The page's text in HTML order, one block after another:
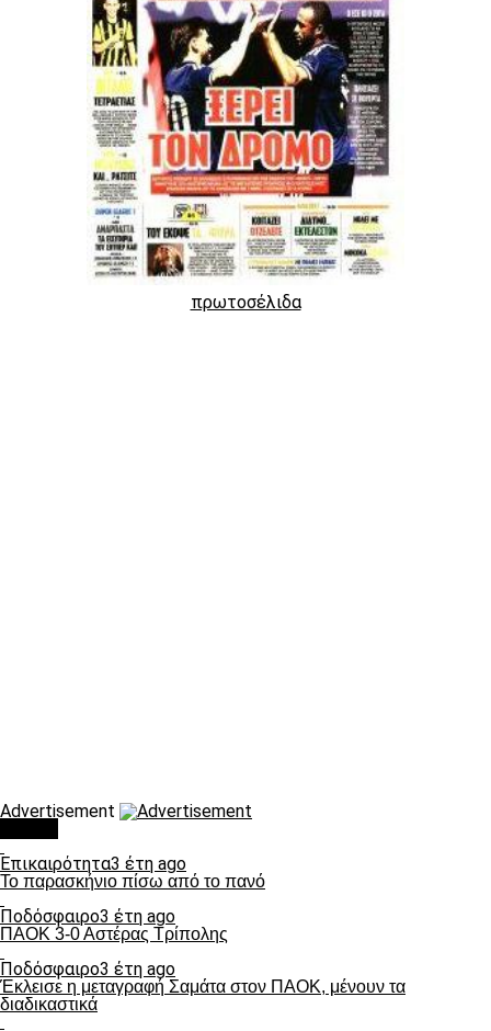
πρωτοσέλιδα
Advertisement
Επικαιρότητα3 έτη ago
Το παρασκήνιο πίσω από το πανό
Ποδόσφαιρο3 έτη ago
ΠΑΟΚ 3-0 Αστέρας Τρίπολης
Ποδόσφαιρο3 έτη ago
Έκλεισε η μεταγραφή Σαμάτα στον ΠΑΟΚ, μένουν τα
διαδικαστικά